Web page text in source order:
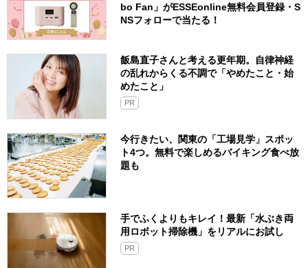
bo Fan」がESSEonline無料会員登録・S
NSフォローで当たる！
飯島直子さんと考える更年期。自律神経
の乱れからくる不調で「やめたこと・始
めたこと」
PR
今行きたい、関東の「工場見学」スポッ
ト4つ。無料で楽しめるバイキング食べ放
題も
手でふくよりもキレイ！最新「水ぶき両
用ロボット掃除機」をリアルにお試し
PR